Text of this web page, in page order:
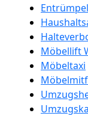
Möbellift
Möbeltaxi